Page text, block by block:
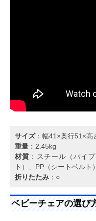
サイズ：幅41×奥行51×高
重量 ：2.45kg
材質 ：スチール（パイ
ト）、PP（シートベルト
折りたたみ ：○
ベビーチェアの選び